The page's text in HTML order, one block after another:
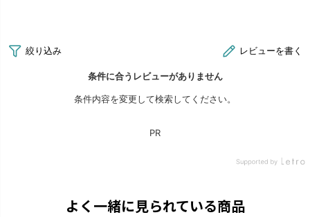
よく一緒に見られている商品